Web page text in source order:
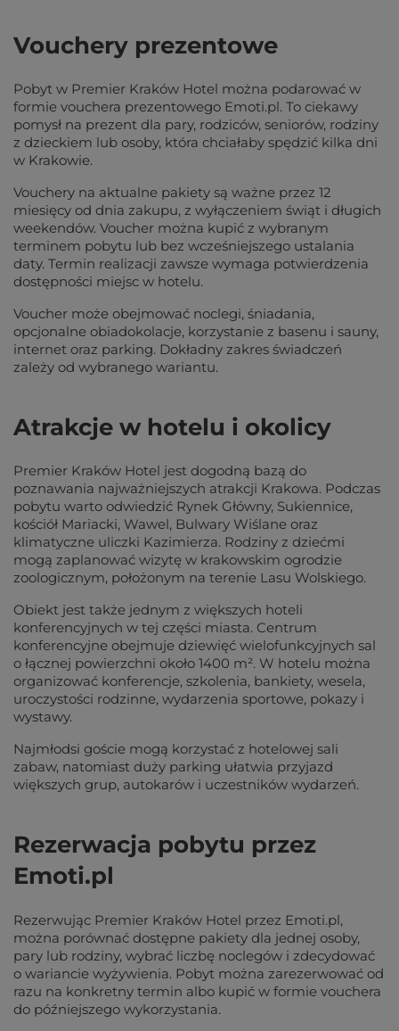
Vouchery prezentowe
Pobyt w Premier Kraków Hotel można podarować w
formie vouchera prezentowego Emoti.pl. To ciekawy
pomysł na prezent dla pary, rodziców, seniorów, rodziny
z dzieckiem lub osoby, która chciałaby spędzić kilka dni
w Krakowie.
Vouchery na aktualne pakiety są ważne przez 12
miesięcy od dnia zakupu, z wyłączeniem świąt i długich
weekendów. Voucher można kupić z wybranym
terminem pobytu lub bez wcześniejszego ustalania
daty. Termin realizacji zawsze wymaga potwierdzenia
dostępności miejsc w hotelu.
Voucher może obejmować noclegi, śniadania,
opcjonalne obiadokolacje, korzystanie z basenu i sauny,
internet oraz parking. Dokładny zakres świadczeń
zależy od wybranego wariantu.
Atrakcje w hotelu i okolicy
Premier Kraków Hotel jest dogodną bazą do
poznawania najważniejszych atrakcji Krakowa. Podczas
pobytu warto odwiedzić Rynek Główny, Sukiennice,
kościół Mariacki, Wawel, Bulwary Wiślane oraz
klimatyczne uliczki Kazimierza. Rodziny z dziećmi
mogą zaplanować wizytę w krakowskim ogrodzie
zoologicznym, położonym na terenie Lasu Wolskiego.
Obiekt jest także jednym z większych hoteli
konferencyjnych w tej części miasta. Centrum
konferencyjne obejmuje dziewięć wielofunkcyjnych sal
o łącznej powierzchni około 1400 m². W hotelu można
organizować konferencje, szkolenia, bankiety, wesela,
uroczystości rodzinne, wydarzenia sportowe, pokazy i
wystawy.
Najmłodsi goście mogą korzystać z hotelowej sali
zabaw, natomiast duży parking ułatwia przyjazd
większych grup, autokarów i uczestników wydarzeń.
Rezerwacja pobytu przez
Emoti.pl
Rezerwując Premier Kraków Hotel przez Emoti.pl,
można porównać dostępne pakiety dla jednej osoby,
pary lub rodziny, wybrać liczbę noclegów i zdecydować
o wariancie wyżywienia. Pobyt można zarezerwować od
razu na konkretny termin albo kupić w formie vouchera
do późniejszego wykorzystania.